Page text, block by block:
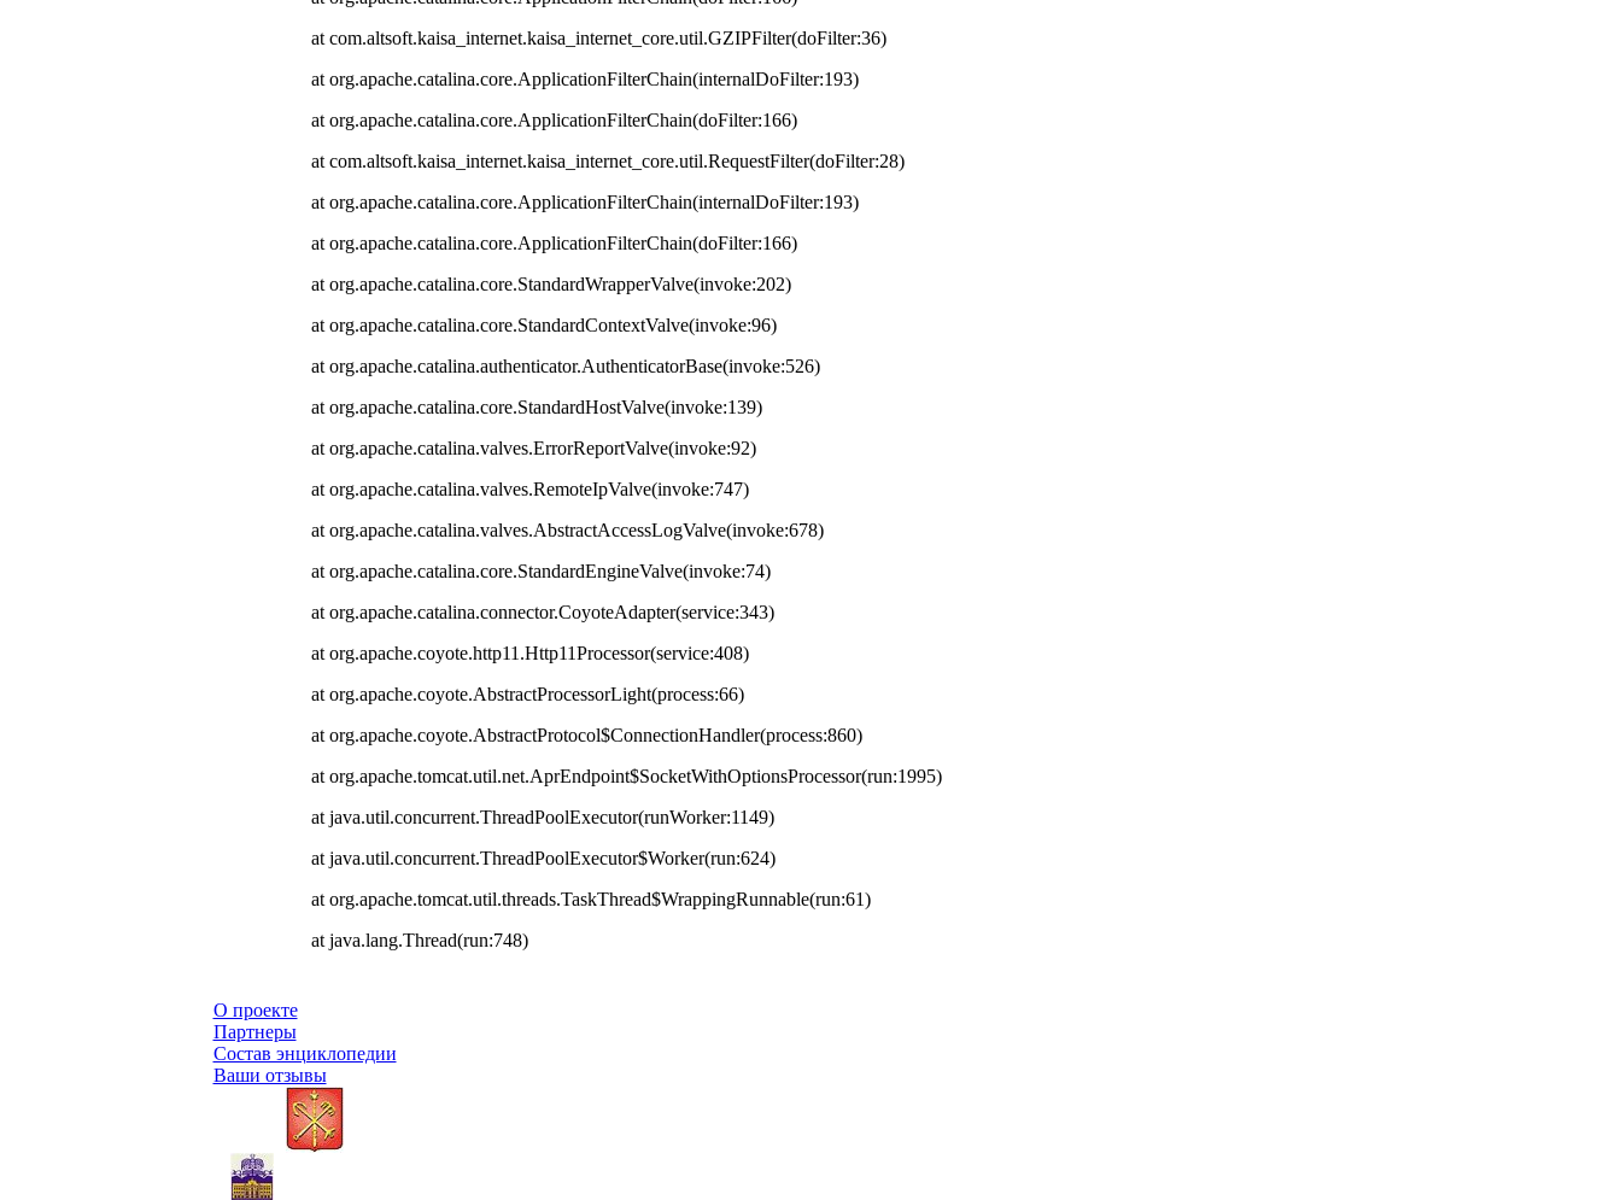
at com.altsoft.kaisa_internet.kaisa_internet_core.util.GZIPFilter(doFilter:36)
at org.apache.catalina.core.ApplicationFilterChain(internalDoFilter:193)
at org.apache.catalina.core.ApplicationFilterChain(doFilter:166)
at com.altsoft.kaisa_internet.kaisa_internet_core.util.RequestFilter(doFilter:28)
at org.apache.catalina.core.ApplicationFilterChain(internalDoFilter:193)
at org.apache.catalina.core.ApplicationFilterChain(doFilter:166)
at org.apache.catalina.core.StandardWrapperValve(invoke:202)
at org.apache.catalina.core.StandardContextValve(invoke:96)
at org.apache.catalina.authenticator.AuthenticatorBase(invoke:526)
at org.apache.catalina.core.StandardHostValve(invoke:139)
at org.apache.catalina.valves.ErrorReportValve(invoke:92)
at org.apache.catalina.valves.RemoteIpValve(invoke:747)
at org.apache.catalina.valves.AbstractAccessLogValve(invoke:678)
at org.apache.catalina.core.StandardEngineValve(invoke:74)
at org.apache.catalina.connector.CoyoteAdapter(service:343)
at org.apache.coyote.http11.Http11Processor(service:408)
at org.apache.coyote.AbstractProcessorLight(process:66)
at org.apache.coyote.AbstractProtocol$ConnectionHandler(process:860)
at org.apache.tomcat.util.net.AprEndpoint$SocketWithOptionsProcessor(run:1995)
at java.util.concurrent.ThreadPoolExecutor(runWorker:1149)
at java.util.concurrent.ThreadPoolExecutor$Worker(run:624)
at org.apache.tomcat.util.threads.TaskThread$WrappingRunnable(run:61)
at java.lang.Thread(run:748)
О проекте
Партнеры
Состав энциклопедии
Ваши отзывы